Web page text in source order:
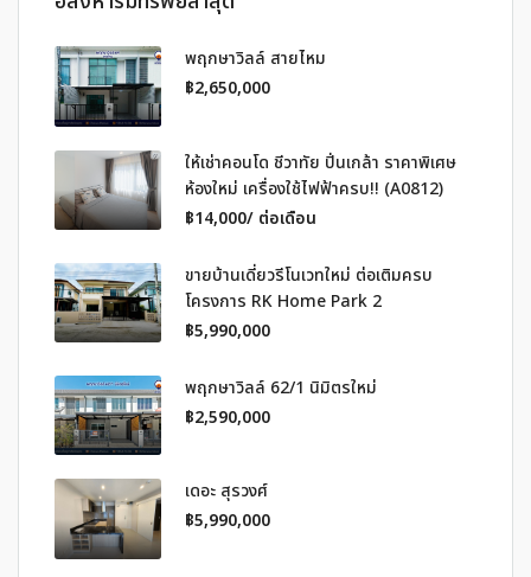
พฤกษาวิลล์ สายไหม
฿2,650,000
ให้เช่าคอนโด ชีวาทัย ปิ่นเกล้า ราคาพิเศษ
ห้องใหม่ เครื่องใช้ไฟฟ้าครบ!! (A0812)
฿14,000/ ต่อเดือน
ขายบ้านเดี่ยวรีโนเวทใหม่ ต่อเติมครบ
โครงการ RK Home Park 2
฿5,990,000
พฤกษาวิลล์ 62/1 นิมิตรใหม่
฿2,590,000
เดอะ สุรวงศ์
฿5,990,000